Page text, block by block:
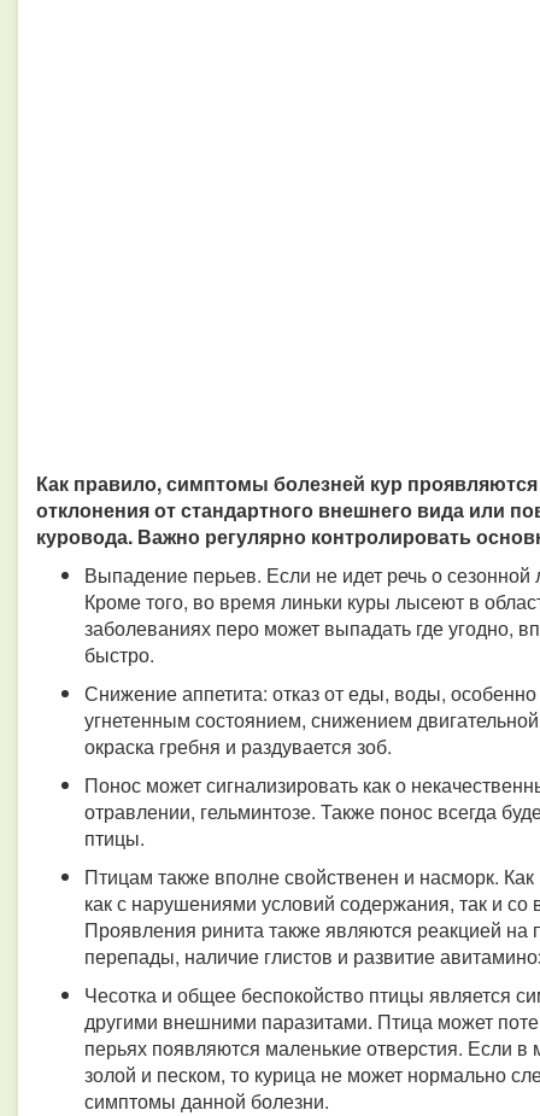
Как правило, симптомы болезней кур
отклонения от стандартного внешнего вида или
куровода. Важно регулярно контролировать
Выпадение перьев. Если не идет речь о сезонной
Кроме того, во время линьки куры лысеют в
заболеваниях перо может выпадать где угодно,
быстро.
Снижение аппетита: отказ от еды, воды,
угнетенным состоянием, снижением
окраска гребня и раздувается зоб.
Понос может сигнализировать как о
отравлении, гельминтозе. Также понос всегда
птицы.
Птицам также вполне свойственен и насморк.
как с нарушениями условий содержания, так и
Проявления ринита также являются реакцией
перепады, наличие глистов и развитие
Чесотка и общее беспокойство птицы является
другими внешними паразитами. Птица может
перьях появляются маленькие отверстия. Если в
золой и песком, то курица не может нормально
симптомы данной болезни.